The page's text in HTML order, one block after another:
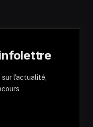
l'actualité,